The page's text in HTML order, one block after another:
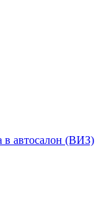
в автосалон (ВИЗ)